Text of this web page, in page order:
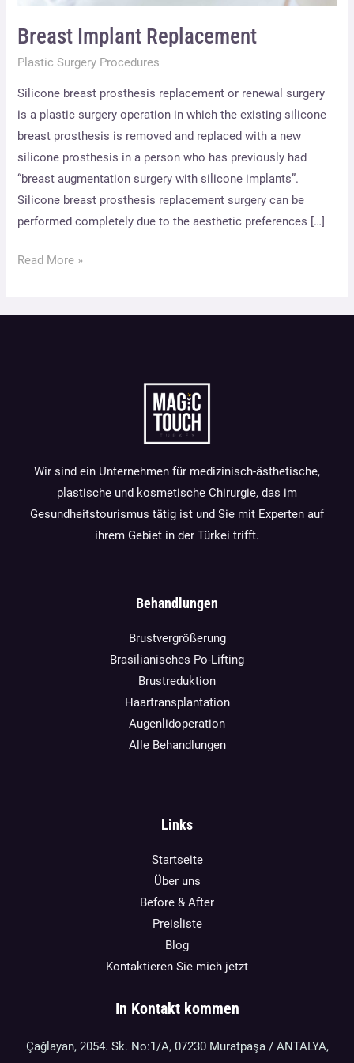
Breast Implant Replacement
Plastic Surgery Procedures
Silicone breast prosthesis replacement or renewal surgery
is a plastic surgery operation in which the existing silicone
breast prosthesis is removed and replaced with a new
silicone prosthesis in a person who has previously had
“breast augmentation surgery with silicone implants”.
Silicone breast prosthesis replacement surgery can be
performed completely due to the aesthetic preferences […]
Read More »
Wir sind ein Unternehmen für medizinisch-ästhetische,
plastische und kosmetische Chirurgie, das im
Gesundheitstourismus tätig ist und Sie mit Experten auf
ihrem Gebiet in der Türkei trifft.
Behandlungen
Brustvergrößerung
Brasilianisches Po-Lifting
Brustreduktion
Haartransplantation
Augenlidoperation
Alle Behandlungen
Links
Startseite
Über uns
Before & After
Preisliste
Blog
Kontaktieren Sie mich jetzt
In Kontakt kommen
Çağlayan, 2054. Sk. No:1/A, 07230 Muratpaşa / ANTALYA,